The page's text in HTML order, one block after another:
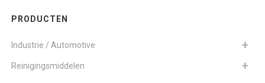
PRODUCTEN
Industrie / Automotive
Reinigingsmiddelen